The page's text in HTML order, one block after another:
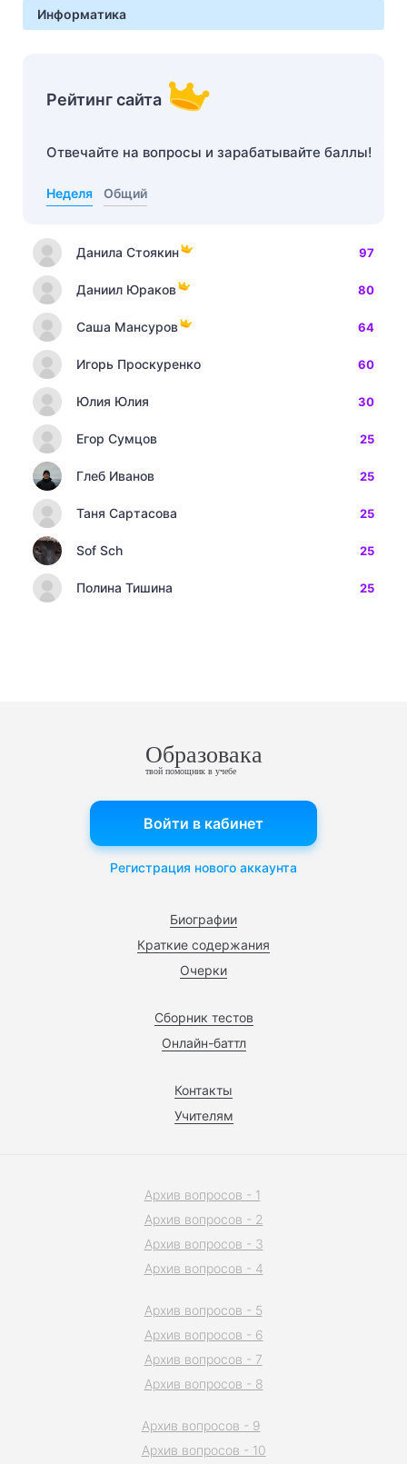
Информатика
Рейтинг сайта
Отвечайте на вопросы и зарабатывайте баллы!
Неделя Общий
Данила Стоякин 97
Даниил Юраков 80
Саша Мансуров 64
Игорь Проскуренко 60
Юлия Юлия 30
Егор Сумцов 25
Глеб Иванов 25
Таня Сартасова 25
Sof Sch 25
Полина Тишина 25
Образовака
твой помощник в учебе
Биографии
Краткие содержания
Очерки
Сборник тестов
Онлайн-баттл
Контакты
Учителям
Войти в кабинет
Регистрация нового аккаунта
Архив вопросов - 1
Архив вопросов - 2
Архив вопросов - 3
Архив вопросов - 4
Архив вопросов - 5
Архив вопросов - 6
Архив вопросов - 7
Архив вопросов - 8
Архив вопросов - 9
Архив вопросов - 10